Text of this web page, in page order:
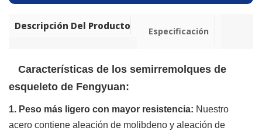
Descripción Del Producto Especificación
Características de los semirremolques de
esqueleto de Fengyuan:
1. Peso más ligero con mayor resistencia: Nuestro
acero contiene aleación de molibdeno y aleación de